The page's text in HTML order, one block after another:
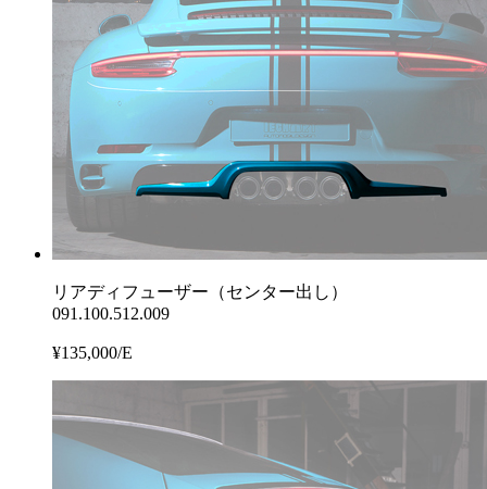
リアディフューザー（センター出し）
091.100.512.009
¥135,000/E